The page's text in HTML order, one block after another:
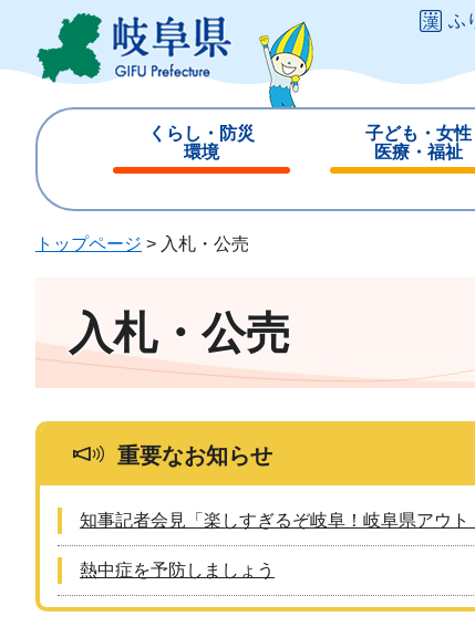
ジ
ュ
ふ
くらし・防災
環境
じ
子ども・女性
医療・福祉
じ
トップページ > 入札・公売
入札・公売
重要なお知らせ
知事記者会見「楽しすぎるぞ岐阜！岐阜県アウ
熱中症を予防しましょう